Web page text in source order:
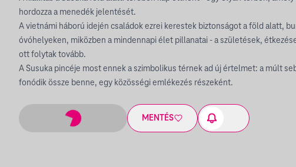
hordozza a menedék jelentését.
A vietnámi háború idején családok ezrei kerestek biztonságot a föld alatt,
óvóhelyeken, miközben a mindennapi élet pillanatai - a születések,
ott folytak tovább.
A Susuka pincéje most ennek a szimbolikus térnek ad új értelmet: a múlt
fonódik össze benne, egy közösségi emlékezés részeként.
MENTÉS